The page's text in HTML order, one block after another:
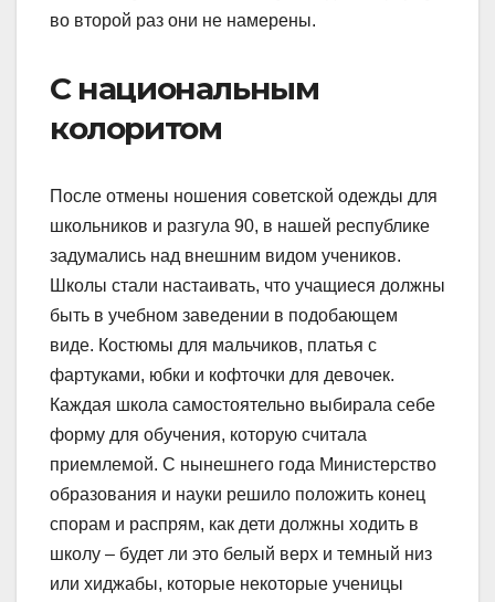
во второй раз они не намерены.
С национальным
колоритом
После отмены ношения советской одежды для
школьников и разгула 90, в нашей республике
задумались над внешним видом учеников.
Школы стали настаивать, что учащиеся должны
быть в учебном заведении в подобающем
виде. Костюмы для мальчиков, платья с
фартуками, юбки и кофточки для девочек.
Каждая школа самостоятельно выбирала себе
форму для обучения, которую считала
приемлемой. С нынешнего года Министерство
образования и науки решило положить конец
спорам и распрям, как дети должны ходить в
школу – будет ли это белый верх и темный низ
или хиджабы, которые некоторые ученицы